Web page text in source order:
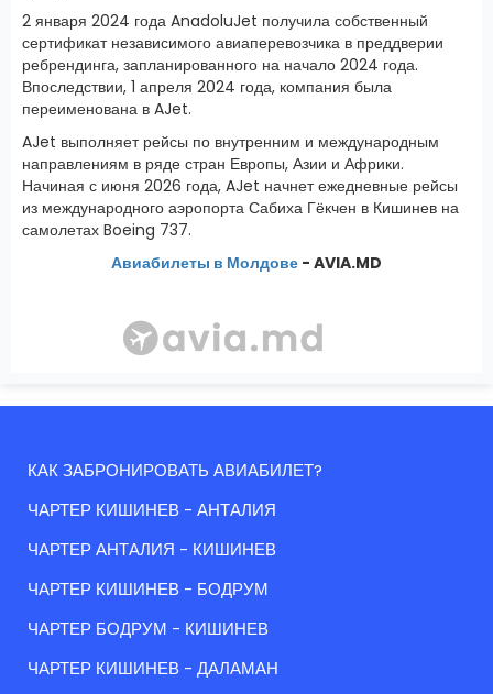
2 января 2024 года AnadoluJet получила собственный
сертификат независимого авиаперевозчика в преддверии
ребрендинга, запланированного на начало 2024 года.
Впоследствии, 1 апреля 2024 года, компания была
переименована в AJet.
AJet выполняет рейсы по внутренним и международным
направлениям в ряде стран Европы, Азии и Африки.
Начиная с июня 2026 года, AJet начнет ежедневные рейсы
из международного аэропорта Сабиха Гёкчен в Кишинев на
самолетах Boeing 737.
Авиабилеты в Молдове - AVIA.MD
КАК ЗАБРОНИРОВАТЬ АВИАБИЛЕТ?
ЧАРТЕР КИШИНЕВ - АНТАЛИЯ
ЧАРТЕР АНТАЛИЯ - КИШИНЕВ
ЧАРТЕР КИШИНЕВ - БОДРУМ
ЧАРТЕР БОДРУМ - КИШИНЕВ
ЧАРТЕР КИШИНЕВ - ДАЛАМАН